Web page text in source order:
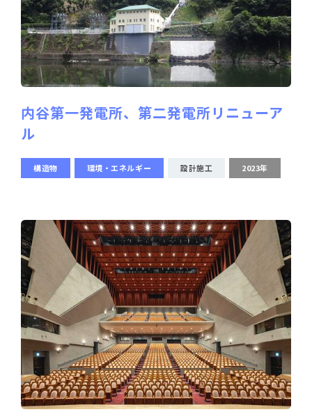
内谷第一発電所、第二発電所リニューア
ル
構造物 環境・エネルギー 設計施工 2023年